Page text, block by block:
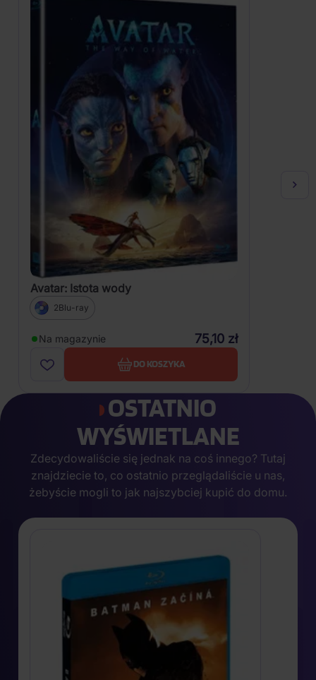
Avatar: Istota wody
2Blu-ray
Na magazynie 75,10 zł
DO KOSZYKA
OSTATNIO
WYŚWIETLANE
Zdecydowaliście się jednak na coś innego? Tutaj
znajdziecie to, co ostatnio przeglądaliście u nas,
żebyście mogli to jak najszybciej kupić do domu.